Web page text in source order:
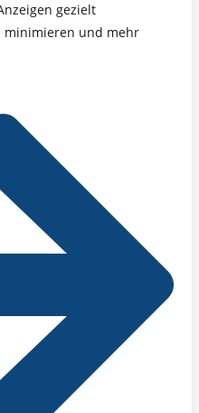
gezielt
minimieren und mehr